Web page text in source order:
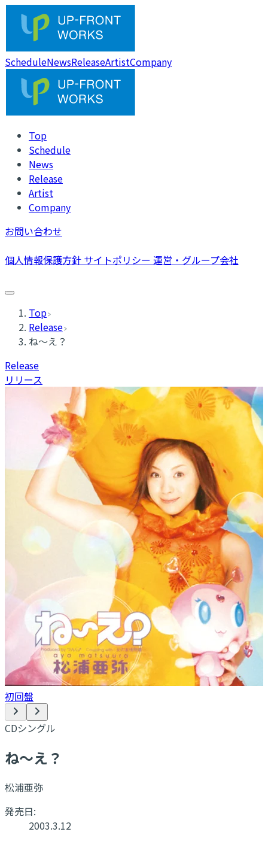
ScheduleNewsReleaseArtistCompany
Top
Schedule
News
Release
Artist
Company
お問い合わせ
個人情報保護方針 サイトポリシー 運営・グループ会社
Top
Release
ね〜え？
Release
リリース
初回盤
CDシングル
ね〜え？
松浦亜弥
発売日:
2003.3.12